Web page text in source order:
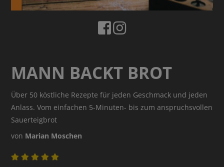
MANN BACKT BROT
Über 50 köstliche Rezepte für jeden Geschmack und jeden
Anlass. Vom einfachen 5-Minuten- bis zum anspruchsvollen
Sauerteigbrot
von Marian Moschen